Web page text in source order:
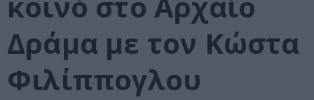
Δράμα με τον Κώστα
Φιλίππογλου